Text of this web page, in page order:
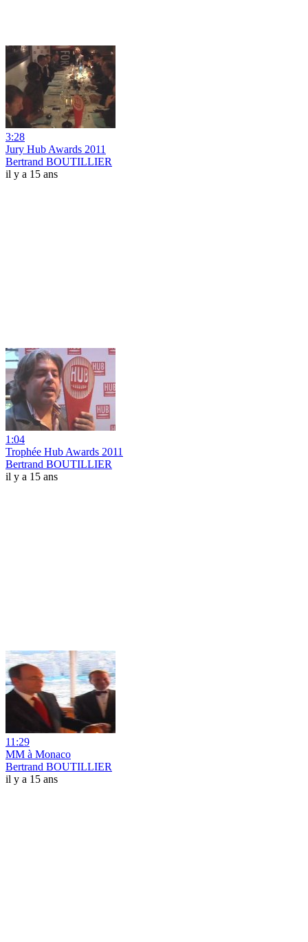
3:28
Jury Hub Awards 2011
Bertrand BOUTILLIER
il y a 15 ans
1:04
Trophée Hub Awards 2011
Bertrand BOUTILLIER
il y a 15 ans
11:29
MM à Monaco
Bertrand BOUTILLIER
il y a 15 ans